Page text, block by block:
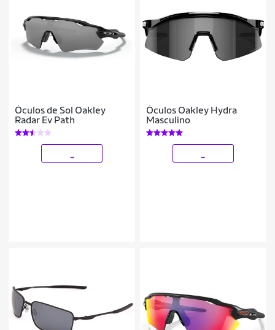
Óculos de Sol Oakley
Radar Ev Path
Óculos Oakley Hydra
Masculino